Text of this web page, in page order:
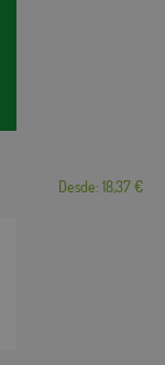
Desde: 18,37 €